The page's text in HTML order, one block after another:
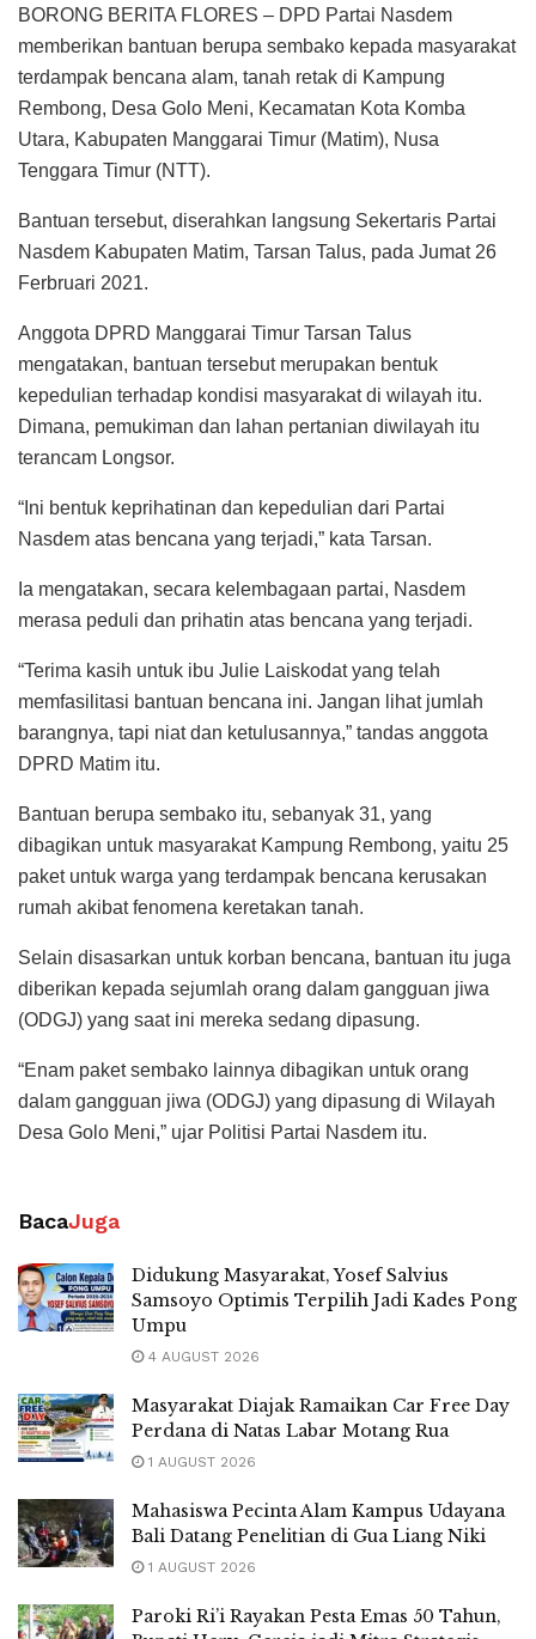
BORONG BERITA FLORES – DPD Partai Nasdem
memberikan bantuan berupa sembako kepada masyarakat
terdampak bencana alam, tanah retak di Kampung
Rembong, Desa Golo Meni, Kecamatan Kota Komba
Utara, Kabupaten Manggarai Timur (Matim), Nusa
Tenggara Timur (NTT).
Bantuan tersebut, diserahkan langsung Sekertaris Partai
Nasdem Kabupaten Matim, Tarsan Talus, pada Jumat 26
Ferbruari 2021.
Anggota DPRD Manggarai Timur Tarsan Talus
mengatakan, bantuan tersebut merupakan bentuk
kepedulian terhadap kondisi masyarakat di wilayah itu.
Dimana, pemukiman dan lahan pertanian diwilayah itu
terancam Longsor.
“Ini bentuk keprihatinan dan kepedulian dari Partai
Nasdem atas bencana yang terjadi,” kata Tarsan.
Ia mengatakan, secara kelembagaan partai, Nasdem
merasa peduli dan prihatin atas bencana yang terjadi.
“Terima kasih untuk ibu Julie Laiskodat yang telah
memfasilitasi bantuan bencana ini. Jangan lihat jumlah
barangnya, tapi niat dan ketulusannya,” tandas anggota
DPRD Matim itu.
Bantuan berupa sembako itu, sebanyak 31, yang
dibagikan untuk masyarakat Kampung Rembong, yaitu 25
paket untuk warga yang terdampak bencana kerusakan
rumah akibat fenomena keretakan tanah.
Selain disasarkan untuk korban bencana, bantuan itu juga
diberikan kepada sejumlah orang dalam gangguan jiwa
(ODGJ) yang saat ini mereka sedang dipasung.
“Enam paket sembako lainnya dibagikan untuk orang
dalam gangguan jiwa (ODGJ) yang dipasung di Wilayah
Desa Golo Meni,” ujar Politisi Partai Nasdem itu.
BacaJuga
Didukung Masyarakat, Yosef Salvius
Samsoyo Optimis Terpilih Jadi Kades Pong
Umpu
4 AUGUST 2026
Masyarakat Diajak Ramaikan Car Free Day
Perdana di Natas Labar Motang Rua
1 AUGUST 2026
Mahasiswa Pecinta Alam Kampus Udayana
Bali Datang Penelitian di Gua Liang Niki
1 AUGUST 2026
Paroki Ri’i Rayakan Pesta Emas 50 Tahun,